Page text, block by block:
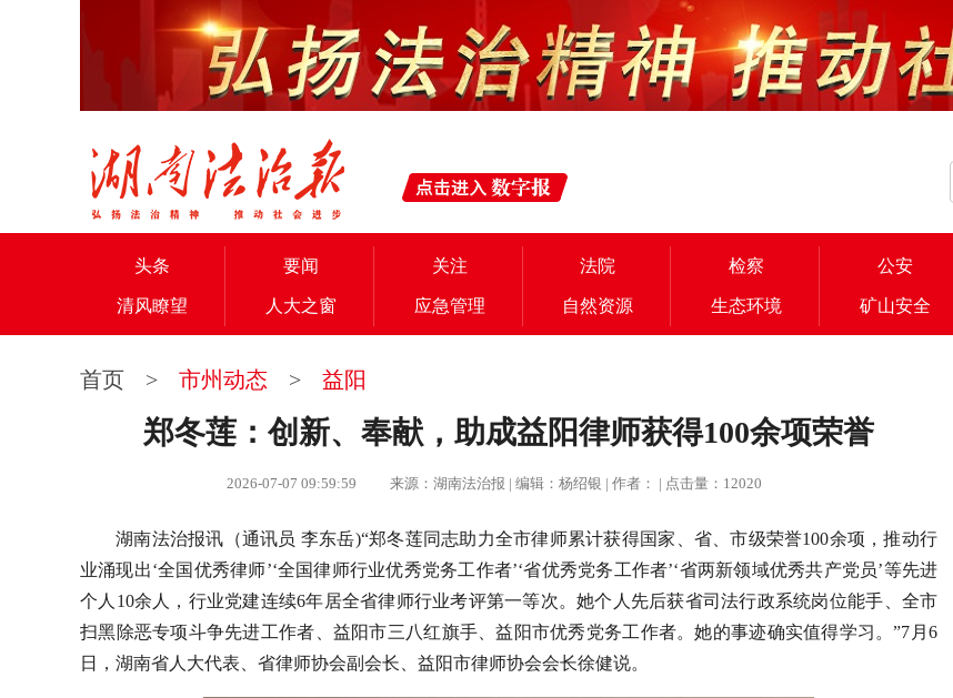
头条 要闻 关注 法院 检察 公安
清风瞭望 人大之窗 应急管理 自然资源 生态环境 矿山安全
首页 > 市州动态 > 益阳
郑冬莲：创新、奉献，助成益阳律师获得100余项荣誉
2026-07-07 09:59:59 来源：湖南法治报 | 编辑：杨绍银 | 作者： | 点击量：12020
湖南法治报讯（通讯员 李东岳)“郑冬莲同志助力全市律师累计获得国家、省、市级荣誉100余项，推动行
业涌现出‘全国优秀律师’‘全国律师行业优秀党务工作者’‘省优秀党务工作者’‘省两新领域优秀共产党员’等先进
个人10余人
， 行业党建连续6年居全省律师行业考评第一等次。她个人先后获省司法行政系统岗位能手、全市
扫黑除恶专项斗争先进工作者、益阳市三八红旗手、益阳市优秀党务工作者。她的事迹确实值得学习。”7月6
日，湖南省人大代表、省律师协会副会长、益阳市律师协会会长徐健说。